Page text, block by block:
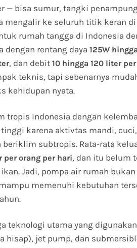
— bisa sumur, tangki
mengalir ke seluruh titik keran
rumah tangga di Indonesia
dengan rentang daya 125W
, dan debit 10 hingga 120 liter
teknis, tapi sebenarnya
kehidupan nyata.
tropis Indonesia dengan
karena aktivtas mandi,
beriklim subtropis. Rata-rata
per orang per hari, dan itu belum
Jadi, pompa air rumah
memenuhi kebutuhan
teknologi utama yang
hisap), jet pump, dan